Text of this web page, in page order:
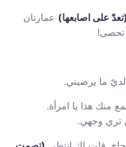
(تعدّ على اصابعها) عمارتان
تحصى!
ما يرضيني.
منك هذا يا امرأة.
تري وجهي.